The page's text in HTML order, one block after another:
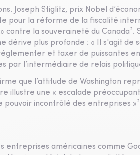
Joseph Stiglitz, prix Nobel
pour la réforme de la fiscalité
contre la souveraineté du Canada².
plus profonde : « Il s'agit de
et taxer de puissantes
par l’intermédiaire de relais
que l’attitude de Washington
illustre une « escalade
incontrôlé des entreprises
entreprises américaines comme